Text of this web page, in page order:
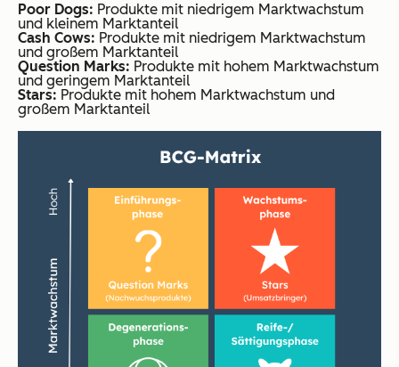
Poor Dogs: Produkte mit niedrigem Marktwachstum
und kleinem Marktanteil
Cash Cows: Produkte mit niedrigem Marktwachstum
und großem Marktanteil
Question Marks: Produkte mit hohem Marktwachstum
und geringem Marktanteil
Stars: Produkte mit hohem Marktwachstum und
großem Marktanteil